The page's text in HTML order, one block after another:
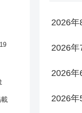
2026年
2026年
2026年
2026年